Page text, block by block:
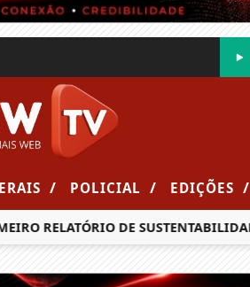
/ POLICIAL / EDIÇÕES /
RELATÓRIO DE SUSTENTABILIDADE